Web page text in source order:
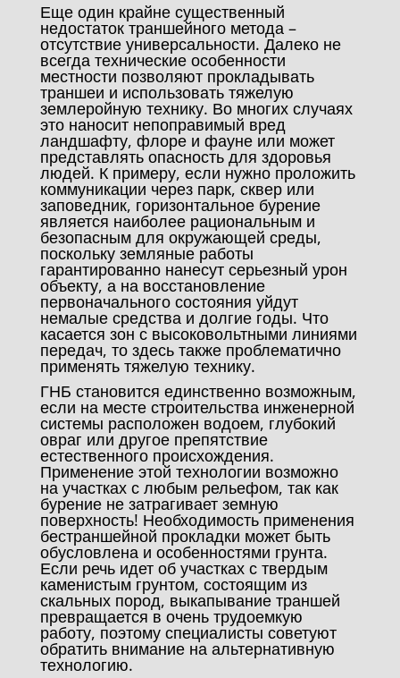
Еще один крайне существенный
недостаток траншейного метода –
отсутствие универсальности. Далеко не
всегда технические особенности
местности позволяют прокладывать
траншеи и использовать тяжелую
землеройную технику. Во многих случаях
это наносит непоправимый вред
ландшафту, флоре и фауне или может
представлять опасность для здоровья
людей. К примеру, если нужно проложить
коммуникации через парк, сквер или
заповедник, горизонтальное бурение
является наиболее рациональным и
безопасным для окружающей среды,
поскольку земляные работы
гарантированно нанесут серьезный урон
объекту, а на восстановление
первоначального состояния уйдут
немалые средства и долгие годы. Что
касается зон с высоковольтными линиями
передач, то здесь также проблематично
применять тяжелую технику.
ГНБ становится единственно возможным,
если на месте строительства инженерной
системы расположен водоем, глубокий
овраг или другое препятствие
естественного происхождения.
Применение этой технологии возможно
на участках с любым рельефом, так как
бурение не затрагивает земную
поверхность! Необходимость применения
бестраншейной прокладки может быть
обусловлена и особенностями грунта.
Если речь идет об участках с твердым
каменистым грунтом, состоящим из
скальных пород, выкапывание траншей
превращается в очень трудоемкую
работу, поэтому специалисты советуют
обратить внимание на альтернативную
технологию.